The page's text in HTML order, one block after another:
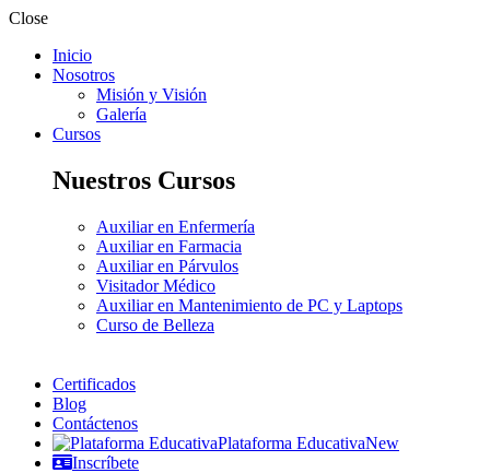
Close
Inicio
Nosotros
Misión y Visión
Galería
Cursos
Nuestros Cursos
Auxiliar en Enfermería
Auxiliar en Farmacia
Auxiliar en Párvulos
Visitador Médico
Auxiliar en Mantenimiento de PC y Laptops
Curso de Belleza
Certificados
Blog
Contáctenos
Plataforma EducativaNew
Inscríbete